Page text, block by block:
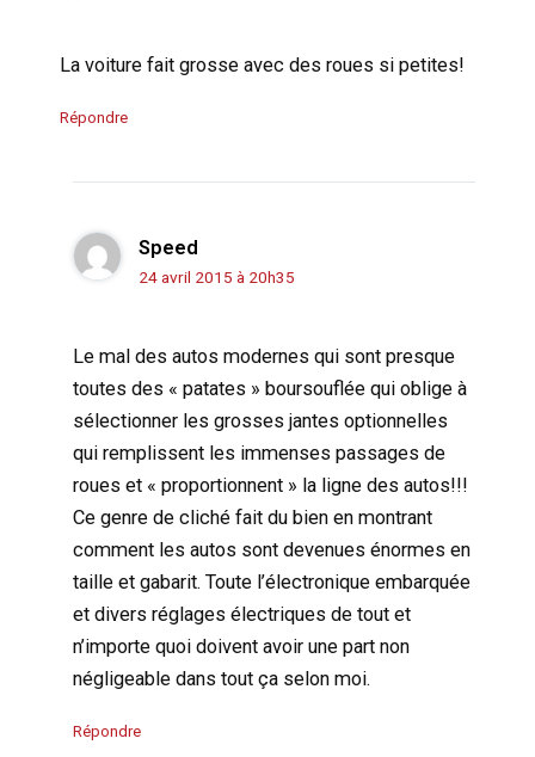
La voiture fait grosse avec des roues si petites!
Répondre
Speed
24 avril 2015 à 20h35
Le mal des autos modernes qui sont presque
toutes des « patates » boursouflée qui oblige à
sélectionner les grosses jantes optionnelles
qui remplissent les immenses passages de
roues et « proportionnent » la ligne des autos!!!
Ce genre de cliché fait du bien en montrant
comment les autos sont devenues énormes en
taille et gabarit. Toute l’électronique embarquée
et divers réglages électriques de tout et
n’importe quoi doivent avoir une part non
négligeable dans tout ça selon moi.
Répondre